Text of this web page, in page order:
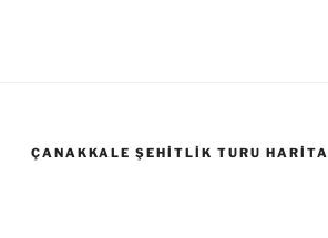
ÇANAKKALE ŞEHITLIK TURU HARITA